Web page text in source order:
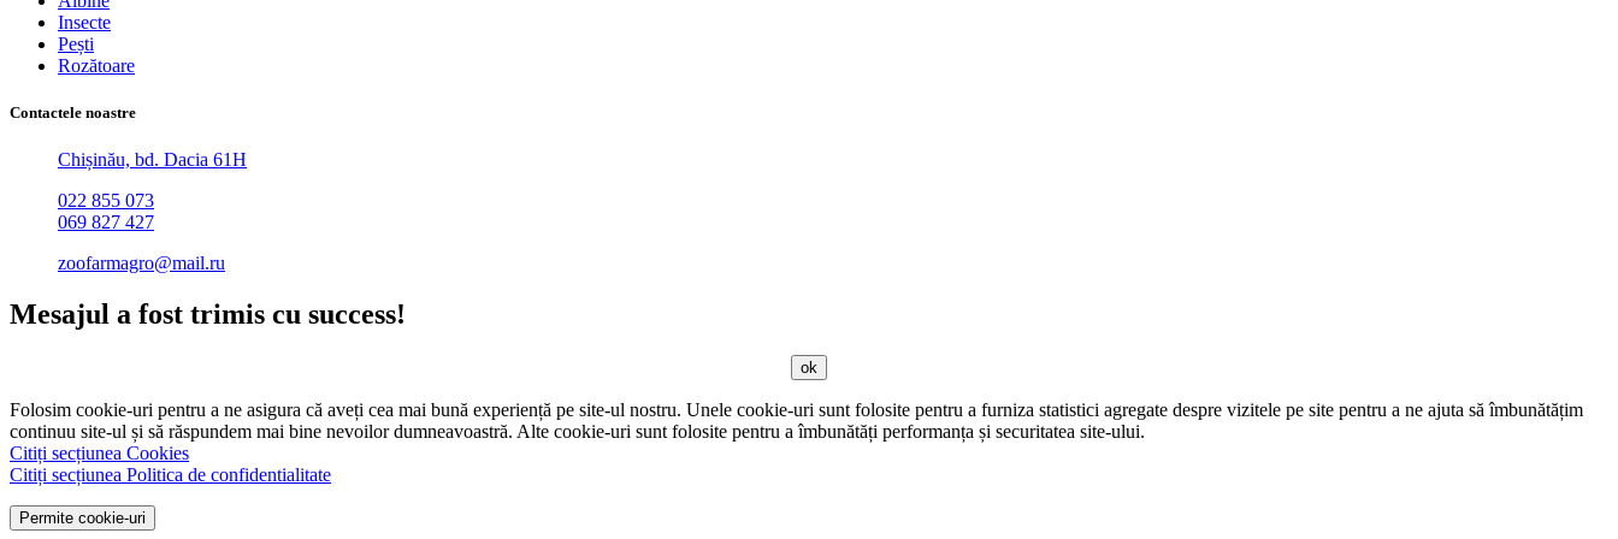
Insecte
Pești
Rozătoare
Contactele noastre
Chișinău, bd. Dacia 61H
022 855 073
069 827 427
zoofarmagro@mail.ru
Mesajul a fost trimis cu success!
ok
Folosim cookie-uri pentru a ne asigura că aveți cea mai bună experiență pe site-ul nostru. Unele cookie-uri sunt folosite pentru a furniza statistici agregate despre vizitele pe site pentru a ne ajuta să îmbunătățim
continuu site-ul și să răspundem mai bine nevoilor dumneavoastră. Alte cookie-uri sunt folosite pentru a îmbunătăți performanța și securitatea site-ului.
Citiți secțiunea Cookies
Citiți secțiunea Politica de confidentialitate
Permite cookie-uri